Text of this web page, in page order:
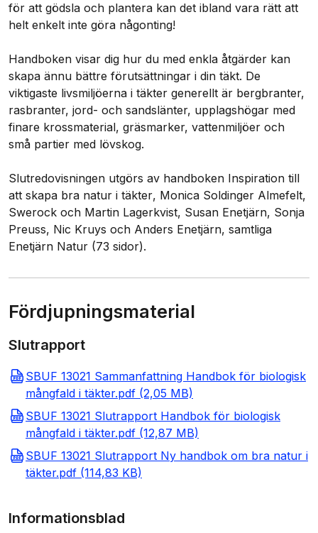
för att gödsla och plantera kan det ibland vara rätt att
helt enkelt inte göra någonting!
Handboken visar dig hur du med enkla åtgärder kan
skapa ännu bättre förutsättningar i din täkt. De
viktigaste livsmiljöerna i täkter generellt är bergbranter,
rasbranter, jord- och sandslänter, upplagshögar med
finare krossmaterial, gräsmarker, vattenmiljöer och
små partier med lövskog.
Slutredovisningen utgörs av handboken Inspiration till
att skapa bra natur i täkter, Monica Soldinger Almefelt,
Swerock och Martin Lagerkvist, Susan Enetjärn, Sonja
Preuss, Nic Kruys och Anders Enetjärn, samtliga
Enetjärn Natur (73 sidor).
Fördjupningsmaterial
Slutrapport
SBUF 13021 Sammanfattning Handbok för biologisk
mångfald i täkter.pdf (2,05 MB)
SBUF 13021 Slutrapport Handbok för biologisk
mångfald i täkter.pdf (12,87 MB)
SBUF 13021 Slutrapport Ny handbok om bra natur i
täkter.pdf (114,83 KB)
Informationsblad